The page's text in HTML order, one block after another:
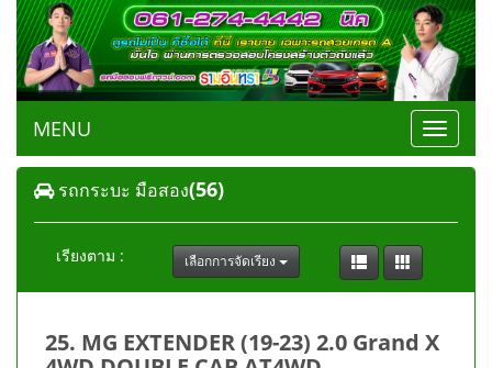
Toggle
MENU
รถกระบะ มือสอง(56)
เรียงตาม : เลือกการจัดเรียง
25. MG EXTENDER (19-23) 2.0 Grand X